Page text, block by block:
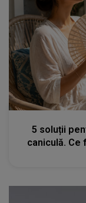
5 soluții
caniculă. Ce